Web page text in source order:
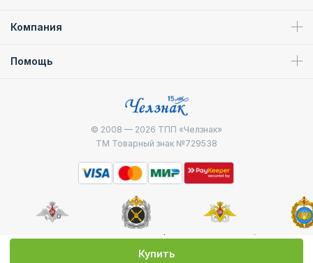
Купить
Компания
Помощь
© 2008 — 2026 ТПП «Челзнак»
ТМ Товарный знак №729538
Министерство
Генштаб ВС РФ
Военно-морской